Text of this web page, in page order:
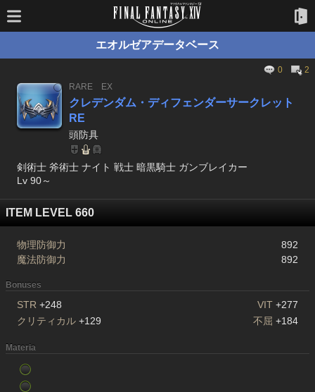
エオルゼアデータベース
0
2
RARE
EX
クレデンダム・ディフェンダーサークレット
RE
頭防具
剣術士 斧術士 ナイト 戦士 暗黒騎士 ガンブレイカー
Lv 90～
ITEM LEVEL 660
物理防御力
892
魔法防御力
892
Bonuses
STR +248 VIT +277
クリティカル +129 不屈 +184
Materia